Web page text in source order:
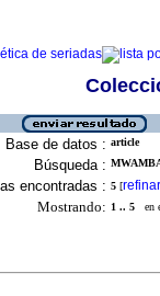
Base de datos : article
Búsqueda :
encontradas : 5 [refinar
Mostrando: 1 .. 5 en